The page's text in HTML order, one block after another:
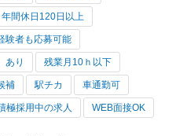
年間休日120日以上
験者も応募可能
あり 残業月10ｈ以下
補 駅チカ 車通勤可
極採用中の求人 WEB面接OK